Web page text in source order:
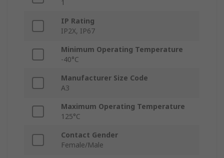
1
IP Rating
IP2X, IP67
Minimum Operating Temperature
-40°C
Manufacturer Size Code
A3
Maximum Operating Temperature
125°C
Contact Gender
Female/Male